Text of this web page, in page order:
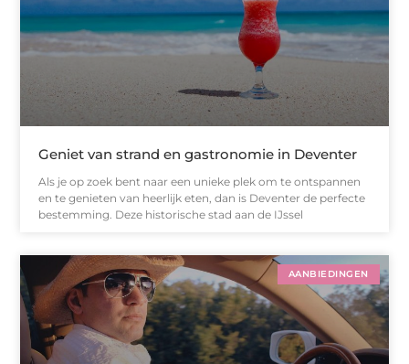
Geniet van strand en gastronomie in Deventer
Als je op zoek bent naar een unieke plek om te ontspannen
en te genieten van heerlijk eten, dan is Deventer de perfecte
bestemming. Deze historische stad aan de IJssel
AANBIEDINGEN